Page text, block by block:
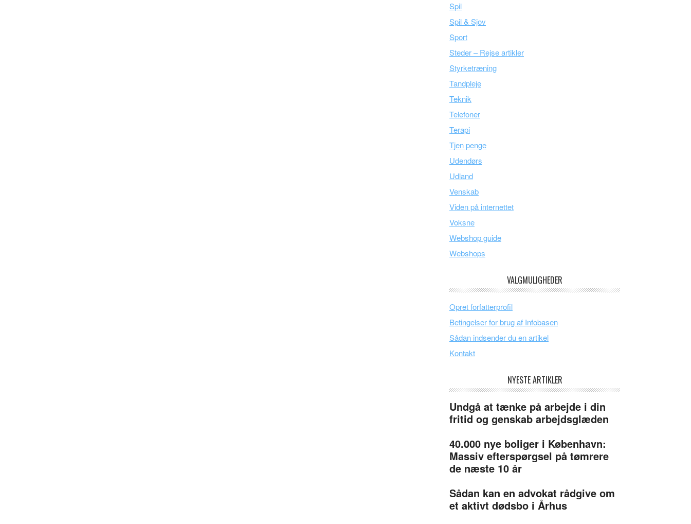
Spil
Spil & Sjov
Sport
Steder – Rejse artikler
Styrketræning
Tandpleje
Teknik
Telefoner
Terapi
Tjen penge
Udendørs
Udland
Venskab
Viden på internettet
Voksne
Webshop guide
Webshops
VALGMULIGHEDER
Opret forfatterprofil
Betingelser for brug af Infobasen
Sådan indsender du en artikel
Kontakt
NYESTE ARTIKLER
Undgå at tænke på arbejde i din
fritid og genskab arbejdsglæden
40.000 nye boliger i København:
Massiv efterspørgsel på tømrere
de næste 10 år
Sådan kan en advokat rådgive om
et aktivt dødsbo i Århus